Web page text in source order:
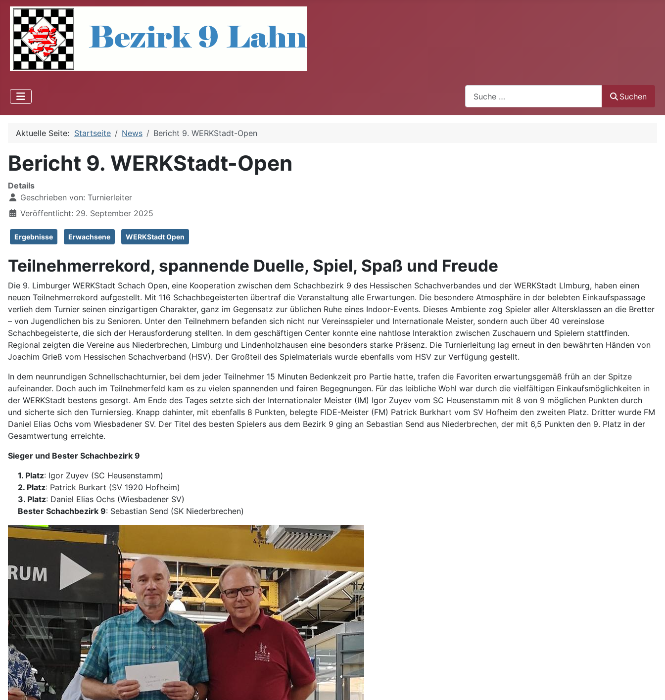
Suchen
Aktuelle Seite: Startseite News Bericht 9. WERKStadt-Open
Bericht 9. WERKStadt-Open
Details
Geschrieben von: Turnierleiter
Veröffentlicht: 29. September 2025
Ergebnisse Erwachsene WERKStadt Open
Teilnehmerrekord, spannende Duelle, Spiel, Spaß und Freude
Die 9. Limburger WERKStadt Schach Open, eine Kooperation zwischen dem Schachbezirk 9 des Hessischen Schachverbandes und der WERKStadt LImburg, haben einen
neuen Teilnehmerrekord aufgestellt. Mit 116 Schachbegeisterten übertraf die Veranstaltung alle Erwartungen. Die besondere Atmosphäre in der belebten Einkaufspassage
verlieh dem Turnier seinen einzigartigen Charakter, ganz im Gegensatz zur üblichen Ruhe eines Indoor-Events. Dieses Ambiente zog Spieler aller Altersklassen an die Bretter
– von Jugendlichen bis zu Senioren. Unter den Teilnehmern befanden sich nicht nur Vereinsspieler und Internationale Meister, sondern auch über 40 vereinslose
Schachbegeisterte, die sich der Herausforderung stellten. In dem geschäftigen Center konnte eine nahtlose Interaktion zwischen Zuschauern und Spielern stattfinden.
Regional zeigten die Vereine aus Niederbrechen, Limburg und Lindenholzhausen eine besonders starke Präsenz. Die Turnierleitung lag erneut in den bewährten Händen von
Joachim Grieß vom Hessischen Schachverband (HSV). Der Großteil des Spielmaterials wurde ebenfalls vom HSV zur Verfügung gestellt.
In dem neunrundigen Schnellschachturnier, bei dem jeder Teilnehmer 15 Minuten Bedenkzeit pro Partie hatte, trafen die Favoriten erwartungsgemäß früh an der Spitze
aufeinander. Doch auch im Teilnehmerfeld kam es zu vielen spannenden und fairen Begegnungen. Für das leibliche Wohl war durch die vielfältigen Einkaufsmöglichkeiten in
der WERKStadt bestens gesorgt. Am Ende des Tages setzte sich der Internationaler Meister (IM) Igor Zuyev vom SC Heusenstamm mit 8 von 9 möglichen Punkten durch
und sicherte sich den Turniersieg. Knapp dahinter, mit ebenfalls 8 Punkten, belegte FIDE-Meister (FM) Patrick Burkhart vom SV Hofheim den zweiten Platz. Dritter wurde FM
Daniel Elias Ochs vom Wiesbadener SV. Der Titel des besten Spielers aus dem Bezirk 9 ging an Sebastian Send aus Niederbrechen, der mit 6,5 Punkten den 9. Platz in der
Gesamtwertung erreichte.
Sieger und Bester Schachbezirk 9
1. Platz: Igor Zuyev (SC Heusenstamm)
2. Platz: Patrick Burkart (SV 1920 Hofheim)
3. Platz: Daniel Elias Ochs (Wiesbadener SV)
Bester Schachbezirk 9: Sebastian Send (SK Niederbrechen)